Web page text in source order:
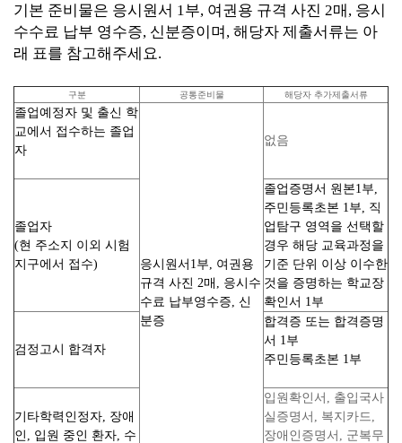
기본 준비물은 응시원서 1부, 여권용 규격 사진 2매, 응시
수수료 납부 영수증, 신분증이며, 해당자 제출서류는 아
래 표를 참고해주세요.
구분 공통준비물 해당자 추가제출서류
졸업예정자 및 출신 학
교에서 접수하는 졸업
자
응시원서1부, 여권용
규격 사진 2매, 응시수
수료 납부영수증, 신
분증
없음
졸업자
(현 주소지 이외 시험
지구에서 접수)
졸업증명서 원본1부,
주민등록초본 1부, 직
업탐구 영역을 선택할
경우 해당 교육과정을
기준 단위 이상 이수한
것을 증명하는 학교장
확인서 1부
검정고시 합격자
합격증 또는 합격증명
서 1부
주민등록초본 1부
기타학력인정자, 장애
인, 입원 중인 환자, 수
입원확인서, 출입국사
실증명서, 복지카드,
장애인증명서, 군복무